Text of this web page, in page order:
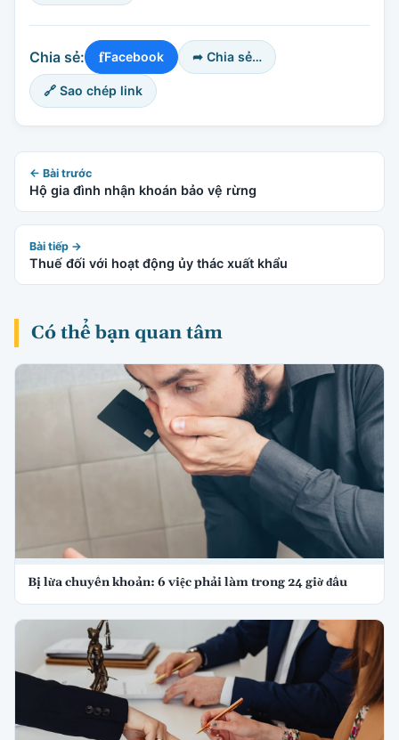
Chia sẻ: fFacebook ➦ Chia sẻ…
🔗 Sao chép link
← Bài trước
Hộ gia đình nhận khoán bảo vệ rừng
Bài tiếp →
Thuế đối với hoạt động ủy thác xuất khẩu
Có thể bạn quan tâm
Bị lừa chuyển khoản: 6 việc phải làm trong 24 giờ đầu